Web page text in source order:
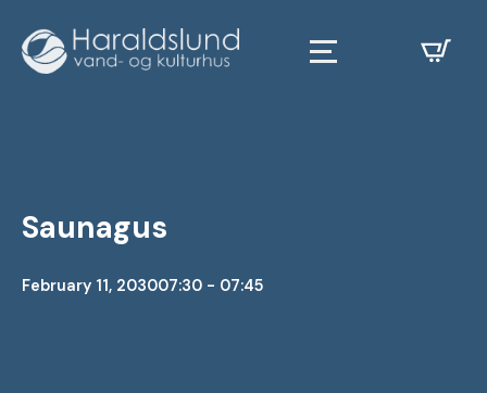
Saunagus
February 11, 203007:30 - 07:45